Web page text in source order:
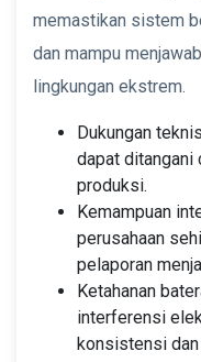
memastikan sistem
dan mampu
lingkungan ekstrem.
Dukungan
dapat ditangani
produksi.
Kemampuan
perusahaan
pelaporan
Ketahanan
interferensi
konsistensi